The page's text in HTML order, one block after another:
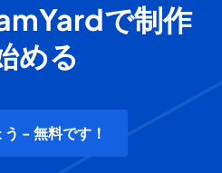
で制作
める
- 無料です！